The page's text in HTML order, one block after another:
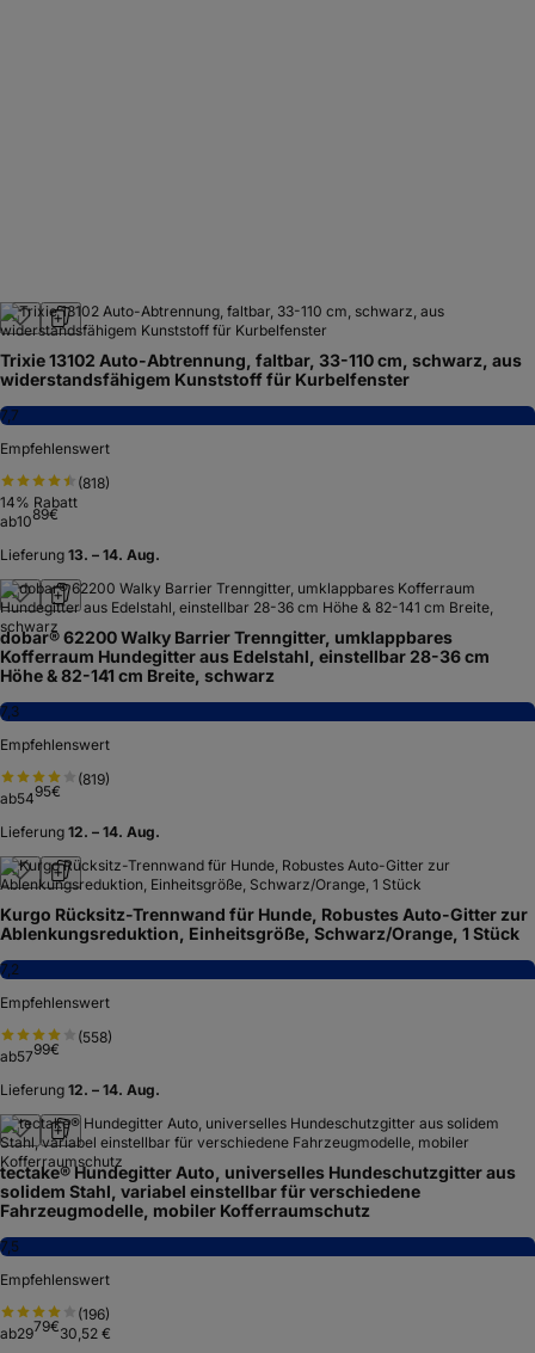
Trixie 13102 Auto-Abtrennung, faltbar, 33-110 cm, schwarz, aus
widerstandsfähigem Kunststoff für Kurbelfenster
7,7
Empfehlenswert
(818)
14% Rabatt
ab1089€
Lieferung 13. – 14. Aug.
dobar® 62200 Walky Barrier Trenngitter, umklappbares
Kofferraum Hundegitter aus Edelstahl, einstellbar 28-36 cm
Höhe & 82-141 cm Breite, schwarz
7,3
Empfehlenswert
(819)
ab5495€
Lieferung 12. – 14. Aug.
Kurgo Rücksitz-Trennwand für Hunde, Robustes Auto-Gitter zur
Ablenkungsreduktion, Einheitsgröße, Schwarz/Orange, 1 Stück
7,2
Empfehlenswert
(558)
ab5799€
Lieferung 12. – 14. Aug.
tectake® Hundegitter Auto, universelles Hundeschutzgitter aus
solidem Stahl, variabel einstellbar für verschiedene
Fahrzeugmodelle, mobiler Kofferraumschutz
7,5
Empfehlenswert
(196)
ab2979€30,52 €